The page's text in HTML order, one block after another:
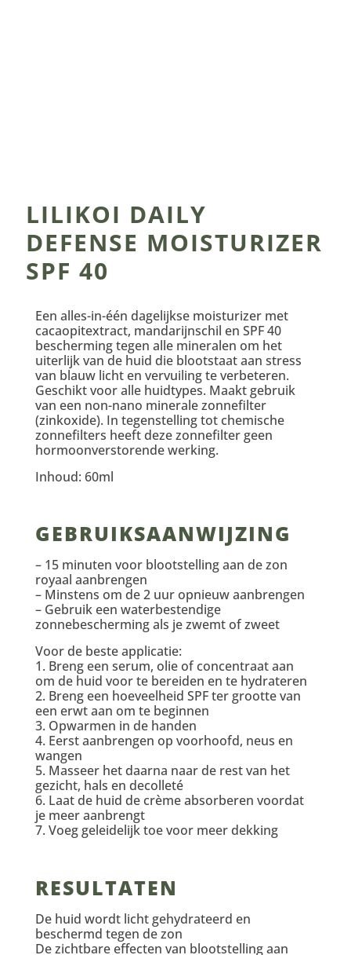
LILIKOI DAILY
DEFENSE MOISTURIZER
SPF 40
Een alles-in-één dagelijkse moisturizer met
cacaopitextract, mandarijnschil en SPF 40
bescherming tegen alle mineralen om het
uiterlijk van de huid die blootstaat aan stress
van blauw licht en vervuiling te verbeteren.
Geschikt voor alle huidtypes. Maakt gebruik
van een non-nano minerale zonnefilter
(zinkoxide). In tegenstelling tot chemische
zonnefilters heeft deze zonnefilter geen
hormoonverstorende werking.
Inhoud: 60ml
GEBRUIKSAANWIJZING
– 15 minuten voor blootstelling aan de zon
royaal aanbrengen
– Minstens om de 2 uur opnieuw aanbrengen
– Gebruik een waterbestendige
zonnebescherming als je zwemt of zweet
Voor de beste applicatie:
1. Breng een serum, olie of concentraat aan
om de huid voor te bereiden en te hydrateren
2. Breng een hoeveelheid SPF ter grootte van
een erwt aan om te beginnen
3. Opwarmen in de handen
4. Eerst aanbrengen op voorhoofd, neus en
wangen
5. Masseer het daarna naar de rest van het
gezicht, hals en decolleté
6. Laat de huid de crème absorberen voordat
je meer aanbrengt
7. Voeg geleidelijk toe voor meer dekking
RESULTATEN
De huid wordt licht gehydrateerd en
beschermd tegen de zon
De zichtbare effecten van blootstelling aan